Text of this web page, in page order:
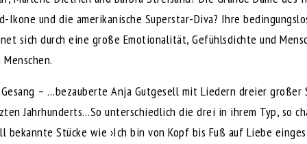
Ikone und die amerikanische Superstar-Diva? Ihre
sich durch eine große Emotionalität, Gefühlsdichte und
– …bezauberte Anja Gutgesell mit Liedern dreier großer
Jahrhunderts…So unterschiedlich die drei in ihrem Typ, so
Stücke wie ›Ich bin von Kopf bis Fuß auf Liebe